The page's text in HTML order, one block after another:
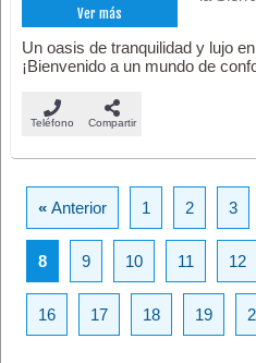
Ver más
Un oasis de tranquilidad y lujo
¡Bienvenido a un mundo de
Teléfono Compartir
«Anterior 1 2 3
8 9 10 11 12
16 17 18 19